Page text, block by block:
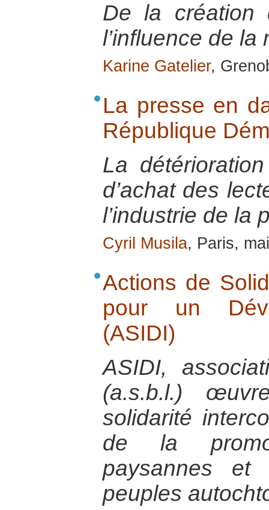
De la création
l’influence de la
Karine Gatelier,
La presse en
République
La
d’achat des
l’industrie de la
Cyril Musila, Paris,
Actions de
pour un
(ASIDI)
ASIDI,
(a.s.b.l.)
solidarité
de la
paysannes et
peuples